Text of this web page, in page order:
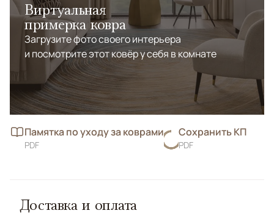
Виртуальная
примерка ковра
Загрузите фото своего интерьера
и посмотрите этот ковёр у себя в комнате
Памятка по уходу за коврами
PDF
Сохранить КП
PDF
Доставка и оплата